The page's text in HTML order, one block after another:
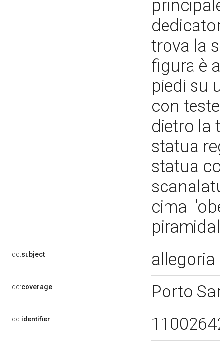
trova la
figura è
piedi su
con
dietro la
statua
statua
cima
dc:subject
dc:coverage Porto
dc:identifier